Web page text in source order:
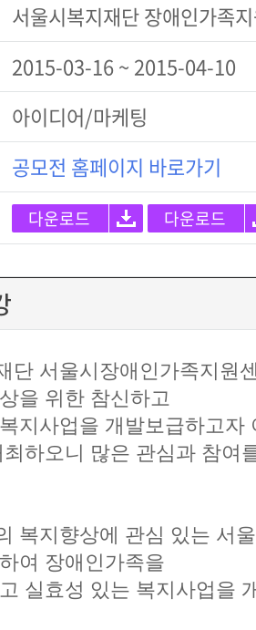
서울시복지재단 장애인가족
2015-03-16 ~ 2015-04-10
아이디어/마케팅
공모전 홈페이지 바로가기
다운로드 다운로드
단 서울시장애인가족지원
을 위한 참신하고
지사업을 개발보급하고자
하오니 많은 관심과 참여
복지향상에 관심 있는 서
여 장애인가족을
실효성 있는 복지사업을